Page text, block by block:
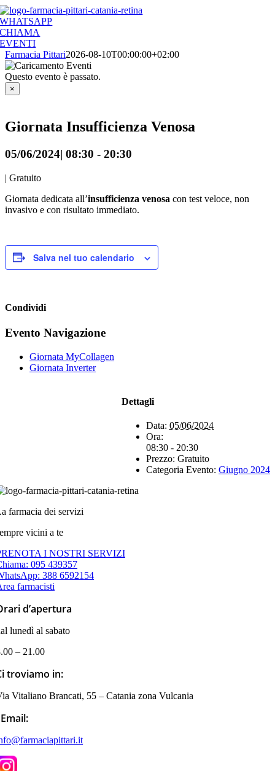
Salta
al
contenuto
WHATSAPP
CHIAMA
EVENTI
Farmacia Pittari2026-08-10T00:00:00+02:00
Questo evento è passato.
×
Giornata Insufficienza Venosa
05/06/2024| 08:30 - 20:30
| Gratuito
Giornata dedicata all’insufficienza venosa con test veloce, non
invasivo e con risultato immediato.
Salva nel tuo calendario
Condividi
Facebook
X
WhatsApp
Telegram
Evento Navigazione
Giornata MyCollagen
Giornata Inverter
Dettagli
Data: 05/06/2024
Ora:
08:30 - 20:30
Prezzo: Gratuito
Categoria Evento: Giugno 2024
farmacia dei servizi
vicini a te
I NOSTRI SERVIZI
095 439357
388 6592154
farmacisti
d’apertura
lunedì al sabato
– 21.00
troviamo in:
Vitaliano Brancati, 55 – Catania zona Vulcania